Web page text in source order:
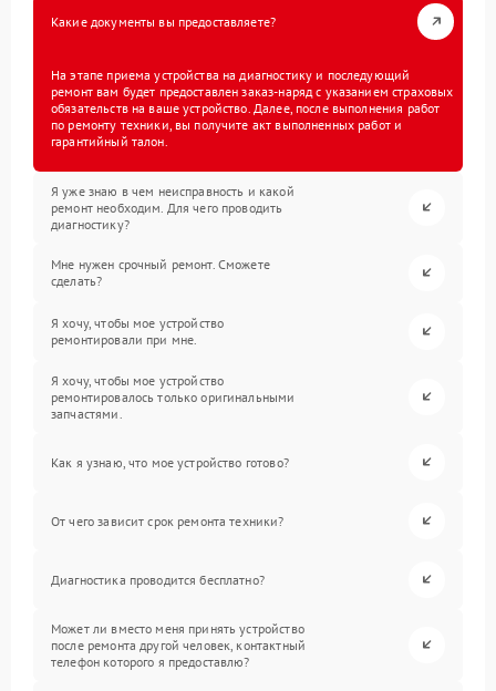
Какие документы вы предоставляете?
На этапе приема устройства на диагностику и последующий
ремонт вам будет предоставлен заказ-наряд с указанием страховых
обязательств на ваше устройство. Далее, после выполнения работ
по ремонту техники, вы получите акт выполненных работ и
гарантийный талон.
Я уже знаю в чем неисправность и какой
ремонт необходим. Для чего проводить
диагностику?
Мне нужен срочный ремонт. Сможете
сделать?
Я хочу, чтобы мое устройство
ремонтировали при мне.
Я хочу, чтобы мое устройство
ремонтировалось только оригинальными
запчастями.
Как я узнаю, что мое устройство готово?
От чего зависит срок ремонта техники?
Диагностика проводится бесплатно?
Может ли вместо меня принять устройство
после ремонта другой человек, контактный
телефон которого я предоставлю?